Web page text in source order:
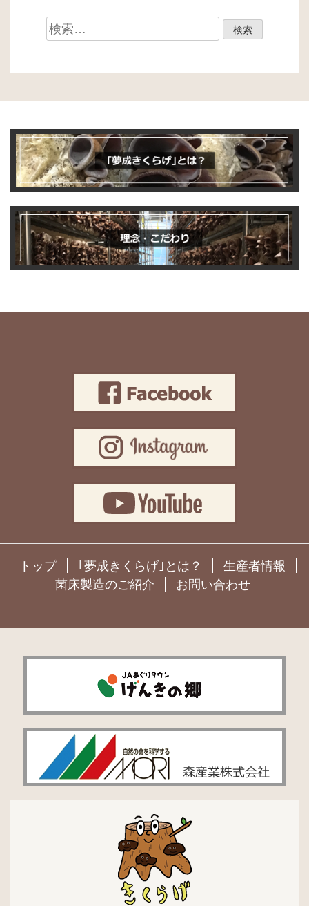
検
索:
トップ ｢夢成きくらげ｣とは？
生産者情報
菌床製造のご紹介
お問い合わせ